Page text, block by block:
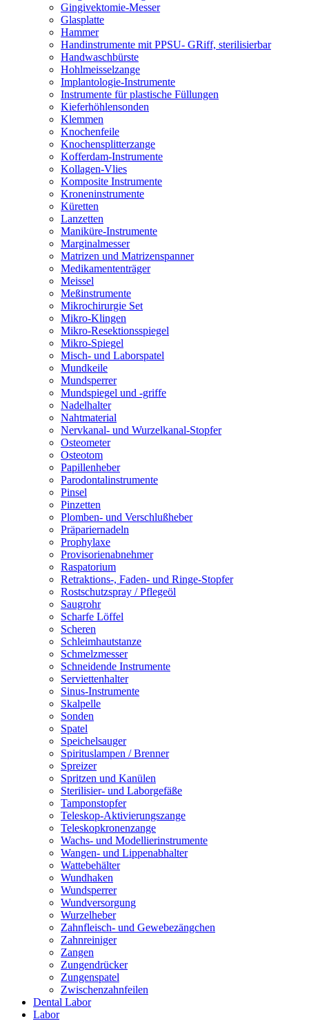
Gingivektomie-Messer
Glasplatte
Hammer
Handinstrumente mit PPSU- GRiff, sterilisierbar
Handwaschbürste
Hohlmeisselzange
Implantologie-Instrumente
Instrumente für plastische Füllungen
Kieferhöhlensonden
Klemmen
Knochenfeile
Knochensplitterzange
Kofferdam-Instrumente
Kollagen-Vlies
Komposite Instrumente
Kroneninstrumente
Küretten
Lanzetten
Maniküre-Instrumente
Marginalmesser
Matrizen und Matrizenspanner
Medikamententräger
Meissel
Meßinstrumente
Mikrochirurgie Set
Mikro-Klingen
Mikro-Resektionsspiegel
Mikro-Spiegel
Misch- und Laborspatel
Mundkeile
Mundsperrer
Mundspiegel und -griffe
Nadelhalter
Nahtmaterial
Nervkanal- und Wurzelkanal-Stopfer
Osteometer
Osteotom
Papillenheber
Parodontalinstrumente
Pinsel
Pinzetten
Plomben- und Verschlußheber
Präpariernadeln
Prophylaxe
Provisorienabnehmer
Raspatorium
Retraktions-, Faden- und Ringe-Stopfer
Rostschutzspray / Pflegeöl
Saugrohr
Scharfe Löffel
Scheren
Schleimhautstanze
Schmelzmesser
Schneidende Instrumente
Serviettenhalter
Sinus-Instrumente
Skalpelle
Sonden
Spatel
Speichelsauger
Spirituslampen / Brenner
Spreizer
Spritzen und Kanülen
Sterilisier- und Laborgefäße
Tamponstopfer
Teleskop-Aktivierungszange
Teleskopkronenzange
Wachs- und Modellierinstrumente
Wangen- und Lippenabhalter
Wattebehälter
Wundhaken
Wundsperrer
Wundversorgung
Wurzelheber
Zahnfleisch- und Gewebezängchen
Zahnreiniger
Zangen
Zungendrücker
Zungenspatel
Zwischenzahnfeilen
Dental Labor
Labor